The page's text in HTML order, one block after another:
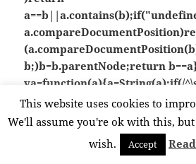
b;)b=b.parentNode;return
ya=function(a){a=String(a);if(/
{}\s\u2028\u2029]*$/
["\\\/bfnrtu]/g,"@").replace(/(?:"
[^"\\\n\r\u2028\u2029\x00-
\x1f]*"|true|false|null|-
This website uses cookies to
We'll assume you're ok with this,
wish.
Accept